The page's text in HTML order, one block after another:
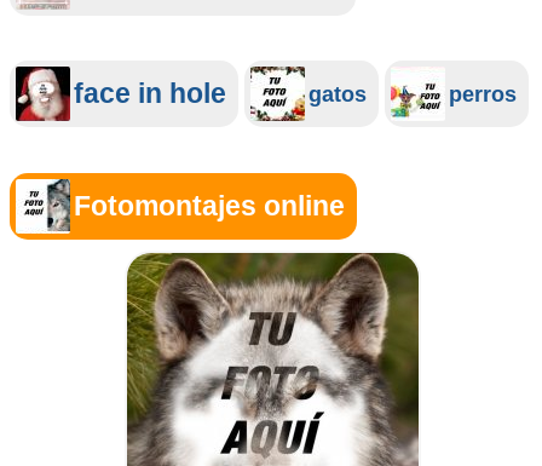
face in hole gatos perros
Fotomontajes online